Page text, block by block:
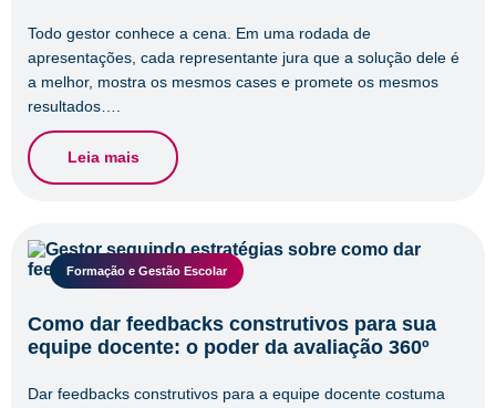
Todo gestor conhece a cena. Em uma rodada de
apresentações, cada representante jura que a solução dele é
a melhor, mostra os mesmos cases e promete os mesmos
resultados….
Leia mais
Formação e Gestão Escolar
Como dar feedbacks construtivos para sua
equipe docente: o poder da avaliação 360º
Dar feedbacks construtivos para a equipe docente costuma